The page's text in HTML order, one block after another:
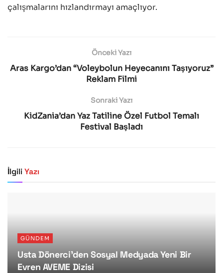
çalışmalarını hızlandırmayı amaçlıyor.
Önceki Yazı
Aras Kargo’dan “Voleybolun Heyecanını Taşıyoruz”
Reklam Filmi
Sonraki Yazı
KidZania’dan Yaz Tatiline Özel Futbol Temalı
Festival Başladı
İlgiliYazı
GÜNDEM
Usta Dönerci’den Sosyal Medyada Yeni Bir
Evren AVEME Dizisi